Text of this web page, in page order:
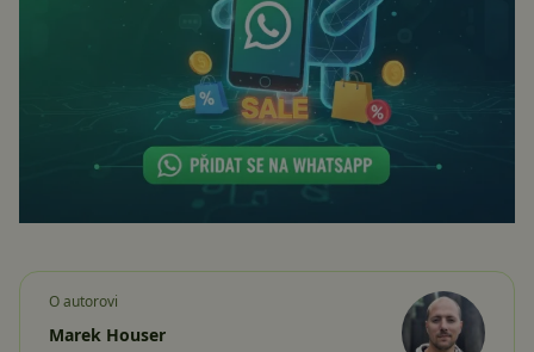
O autorovi
Marek Houser